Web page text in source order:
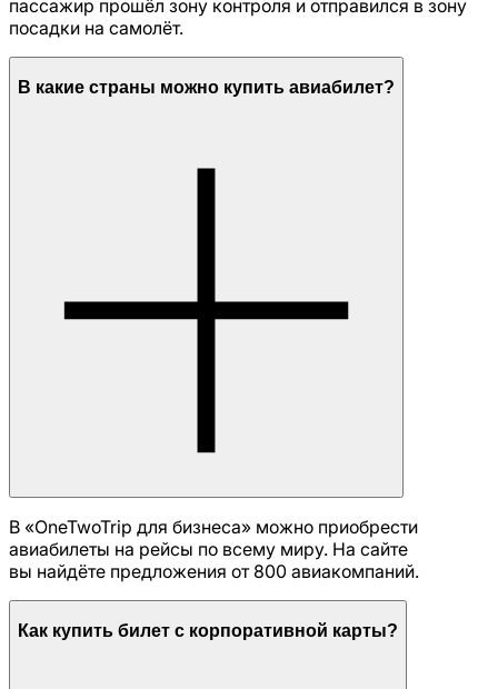
пассажир прошёл зону контроля и отправился в зону
посадки на самолёт.
В какие страны можно купить авиабилет?
В «OneTwoTrip для бизнеса» можно приобрести
авиабилеты на рейсы по всему миру. На сайте
вы найдёте предложения от 800 авиакомпаний.
Как купить билет с корпоративной карты?